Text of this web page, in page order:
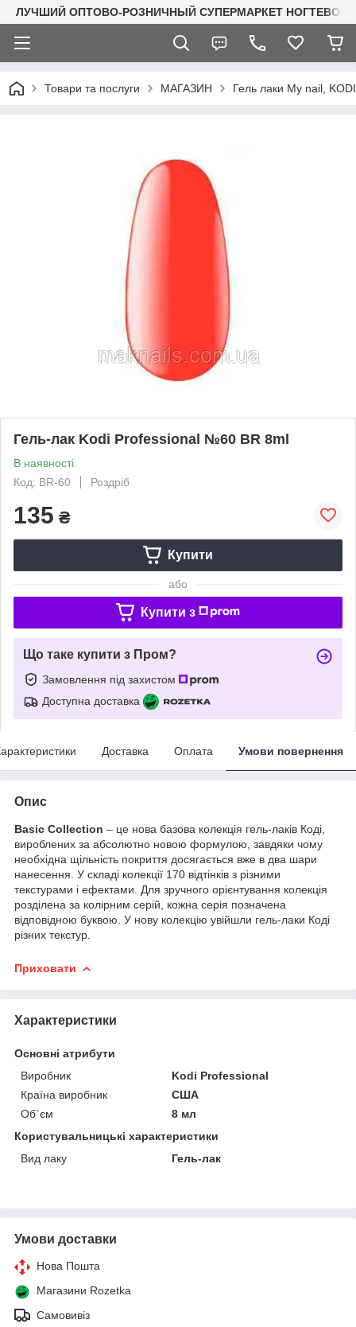
ЛУЧШИЙ ОПТОВО-РОЗНИЧНЫЙ СУПЕРМАРКЕТ
Товари та послуги МАГАЗИН Гель лаки My nail,
Гель-лак Kodi Professional №60 BR 8ml
В наявності
Код: BR-60
Роздріб
135 ₴
Купити
або
Купити з
Що таке купити з Пром?
Замовлення під захистом
Доступна доставка
Доставка Оплата Умови повернення
Опис
Basic Collection – це нова базова колекція гель-лаків Коді,
вироблених за абсолютно новою формулою, завдяки чому
необхідна щільність покриття досягається вже в два шари
нанесення. У складі колекції 170 відтінків з різними
текстурами і ефектами. Для зручного орієнтування колекція
розділена за колірним серій, кожна серія позначена
відповідною буквою. У нову колекцію увійшли гель-лаки Коді
різних текстур.
Приховати
Характеристики
Основні атрибути
Виробник
Kodi Professional
Країна виробник
США
Об`єм
8 мл
Користувальницькі характеристики
Вид лаку
Гель-лак
Умови доставки
Нова Пошта
Магазини Rozetka
Самовивіз